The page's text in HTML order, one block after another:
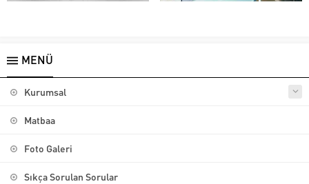
MENÜ
Kurumsal
Matbaa
Foto Galeri
Sıkça Sorulan Sorular